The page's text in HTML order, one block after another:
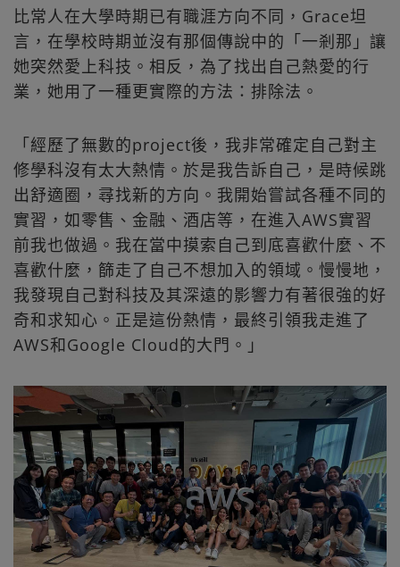
比常人在大學時期已有職涯方向不同，Grace坦
言，在學校時期並沒有那個傳說中的「一剎那」讓
她突然愛上科技。相反，為了找出自己熱愛的行
業，她用了一種更實際的方法：排除法。
「經歷了無數的project後，我非常確定自己對主
修學科沒有太大熱情。於是我告訴自己，是時候跳
出舒適圈，尋找新的方向。我開始嘗試各種不同的
實習，如零售、金融、酒店等，在進入AWS實習
前我也做過。我在當中摸索自己到底喜歡什麼、不
喜歡什麼，篩走了自己不想加入的領域。慢慢地，
我發現自己對科技及其深遠的影響力有著很強的好
奇和求知心。正是這份熱情，最終引領我走進了
AWS和Google Cloud的大門。」